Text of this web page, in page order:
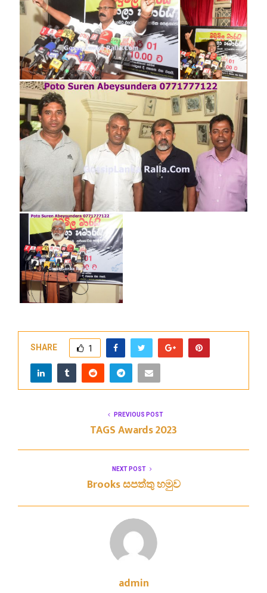
SHARE 1
PREVIOUS POST
TAGS Awards 2023
NEXT POST
Brooks සපත්තු හමුව
admin